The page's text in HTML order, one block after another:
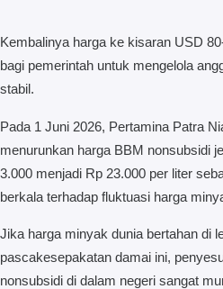
Kembalinya harga ke kisaran USD
bagi pemerintah untuk mengelola
stabil.
Pada 1 Juni 2026, Pertamina Patra
menurunkan harga BBM nonsubsidi
3.000 menjadi Rp 23.000 per liter
berkala terhadap fluktuasi harga
Jika harga minyak dunia bertahan di
pascakesepakatan damai ini,
nonsubsidi di dalam negeri sangat